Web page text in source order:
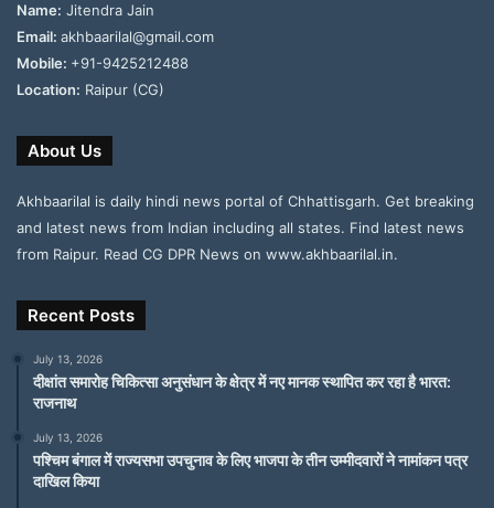
Name: Jitendra Jain
Email: akhbaarilal@gmail.com
Mobile: +91-9425212488
Location: Raipur (CG)
About Us
Akhbaarilal is daily hindi news portal of Chhattisgarh. Get breaking
and latest news from Indian including all states. Find latest news
from Raipur. Read CG DPR News on www.akhbaarilal.in.
Recent Posts
July 13, 2026
दीक्षांत समारोह चिकित्सा अनुसंधान के क्षेत्र में नए मानक स्थापित कर रहा है भारत:
राजनाथ
July 13, 2026
पश्चिम बंगाल में राज्यसभा उपचुनाव के लिए भाजपा के तीन उम्मीदवारों ने नामांकन पत्र
दाखिल किया